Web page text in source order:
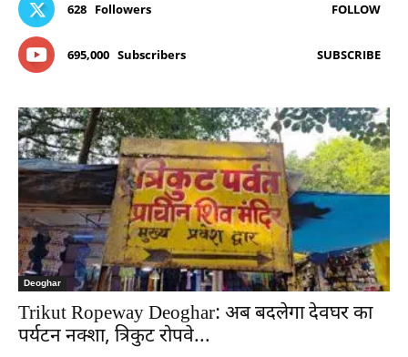
628 Followers FOLLOW
695,000 Subscribers SUBSCRIBE
Deoghar
Trikut Ropeway Deoghar: अब बदलेगा देवघर का
पर्यटन नक्शा, त्रिकुट रोपवे...